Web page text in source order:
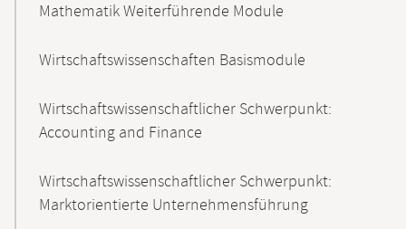
Mathematik Weiterführende Module
Wirtschaftswissenschaften Basismodule
Wirtschaftswissenschaftlicher Schwerpunkt:
Accounting and Finance
Wirtschaftswissenschaftlicher Schwerpunkt:
Marktorientierte Unternehmensführung